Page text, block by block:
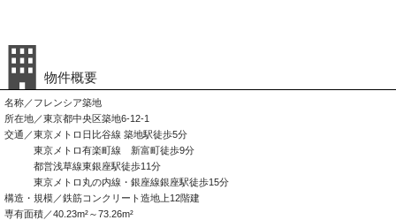
物件概要
名称／フレンシア築地
所在地／東京都中央区築地6-12-1
交通／東京メトロ日比谷線 築地駅徒歩5分
東京メトロ有楽町線 新富町徒歩9分
都営浅草線東銀座駅徒歩11分
東京メトロ丸の内線・銀座線銀座駅徒歩15分
構造・規模／鉄筋コンクリート造地上12階建
専有面積／40.23m²～73.26m²